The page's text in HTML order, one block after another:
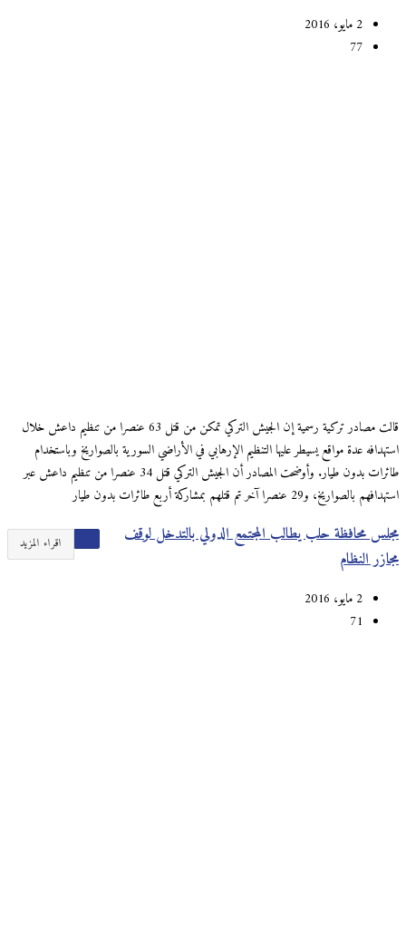
77
قالت مصادر تركية رسمية إن الجيش التركي تمكن من قتل 63 عنصرا من تنظيم داعش خلال
استهدافه عدة مواقع يسيطر عليها التنظيم الإرهابي في الأراضي السورية بالصواريخ وباستخدام
طائرات بدون طيار. وأوضحت المصادر أن الجيش التركي قتل 34 عنصرا من تنظيم داعش عبر
استهدافهم بالصواريخ، و29 عنصرا آخر تم قتلهم بمشاركة أربع طائرات بدون طيار
اقراء المزيد
مجلس محافظة حلب يطالب المجتمع الدولي بالتدخل لوقف
مجازر النظام
71